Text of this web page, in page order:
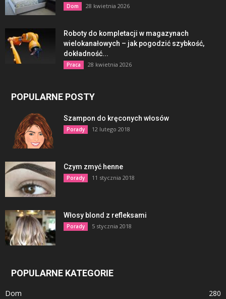
Dom 28 kwietnia 2026
Roboty do kompletacji w magazynach
wielokanałowych – jak pogodzić szybkość,
dokładność...
Praca 28 kwietnia 2026
POPULARNE POSTY
Szampon do kręconych włosów
Porady 12 lutego 2018
Czym zmyć henne
Porady 11 stycznia 2018
Włosy blond z refleksami
Porady 5 stycznia 2018
POPULARNE KATEGORIE
Dom
280